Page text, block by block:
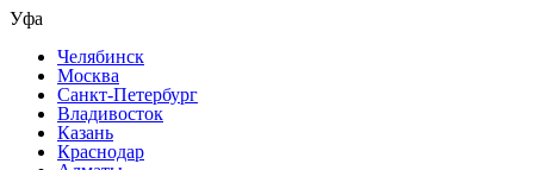
Уфа
Челябинск
Москва
Санкт-Петербург
Владивосток
Казань
Краснодар